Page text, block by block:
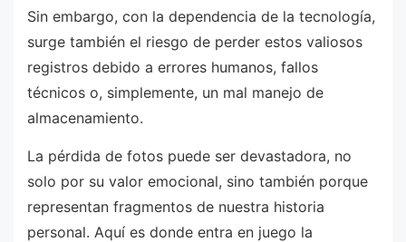
Sin embargo, con la dependencia de la tecnología,
surge también el riesgo de perder estos valiosos
registros debido a errores humanos, fallos
técnicos o, simplemente, un mal manejo de
almacenamiento.
La pérdida de fotos puede ser devastadora, no
solo por su valor emocional, sino también porque
representan fragmentos de nuestra historia
personal. Aquí es donde entra en juego la